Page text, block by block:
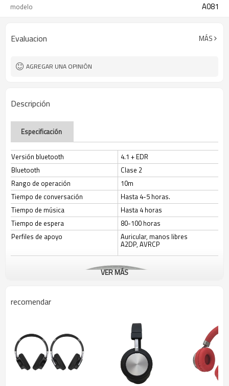
modelo A081
Evaluacion MÁS
AGREGAR UNA OPINIÓN
Descripción
Especificación
Versión bluetooth
4.1 + EDR
Bluetooth
Clase 2
Rango de operación
10m
Tiempo de conversación
Hasta 4-5 horas.
Tiempo de música
Hasta 4 horas
Tiempo de espera
80-100 horas
Perfiles de apoyo
Auricular, manos libres
A2DP, AVRCP
VER MÁS
recomendar